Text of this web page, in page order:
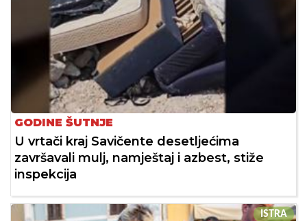
GODINE ŠUTNJE
U vrtači kraj Savičente desetljećima
završavali mulj, namještaj i azbest, stiže
inspekcija
ISTRA